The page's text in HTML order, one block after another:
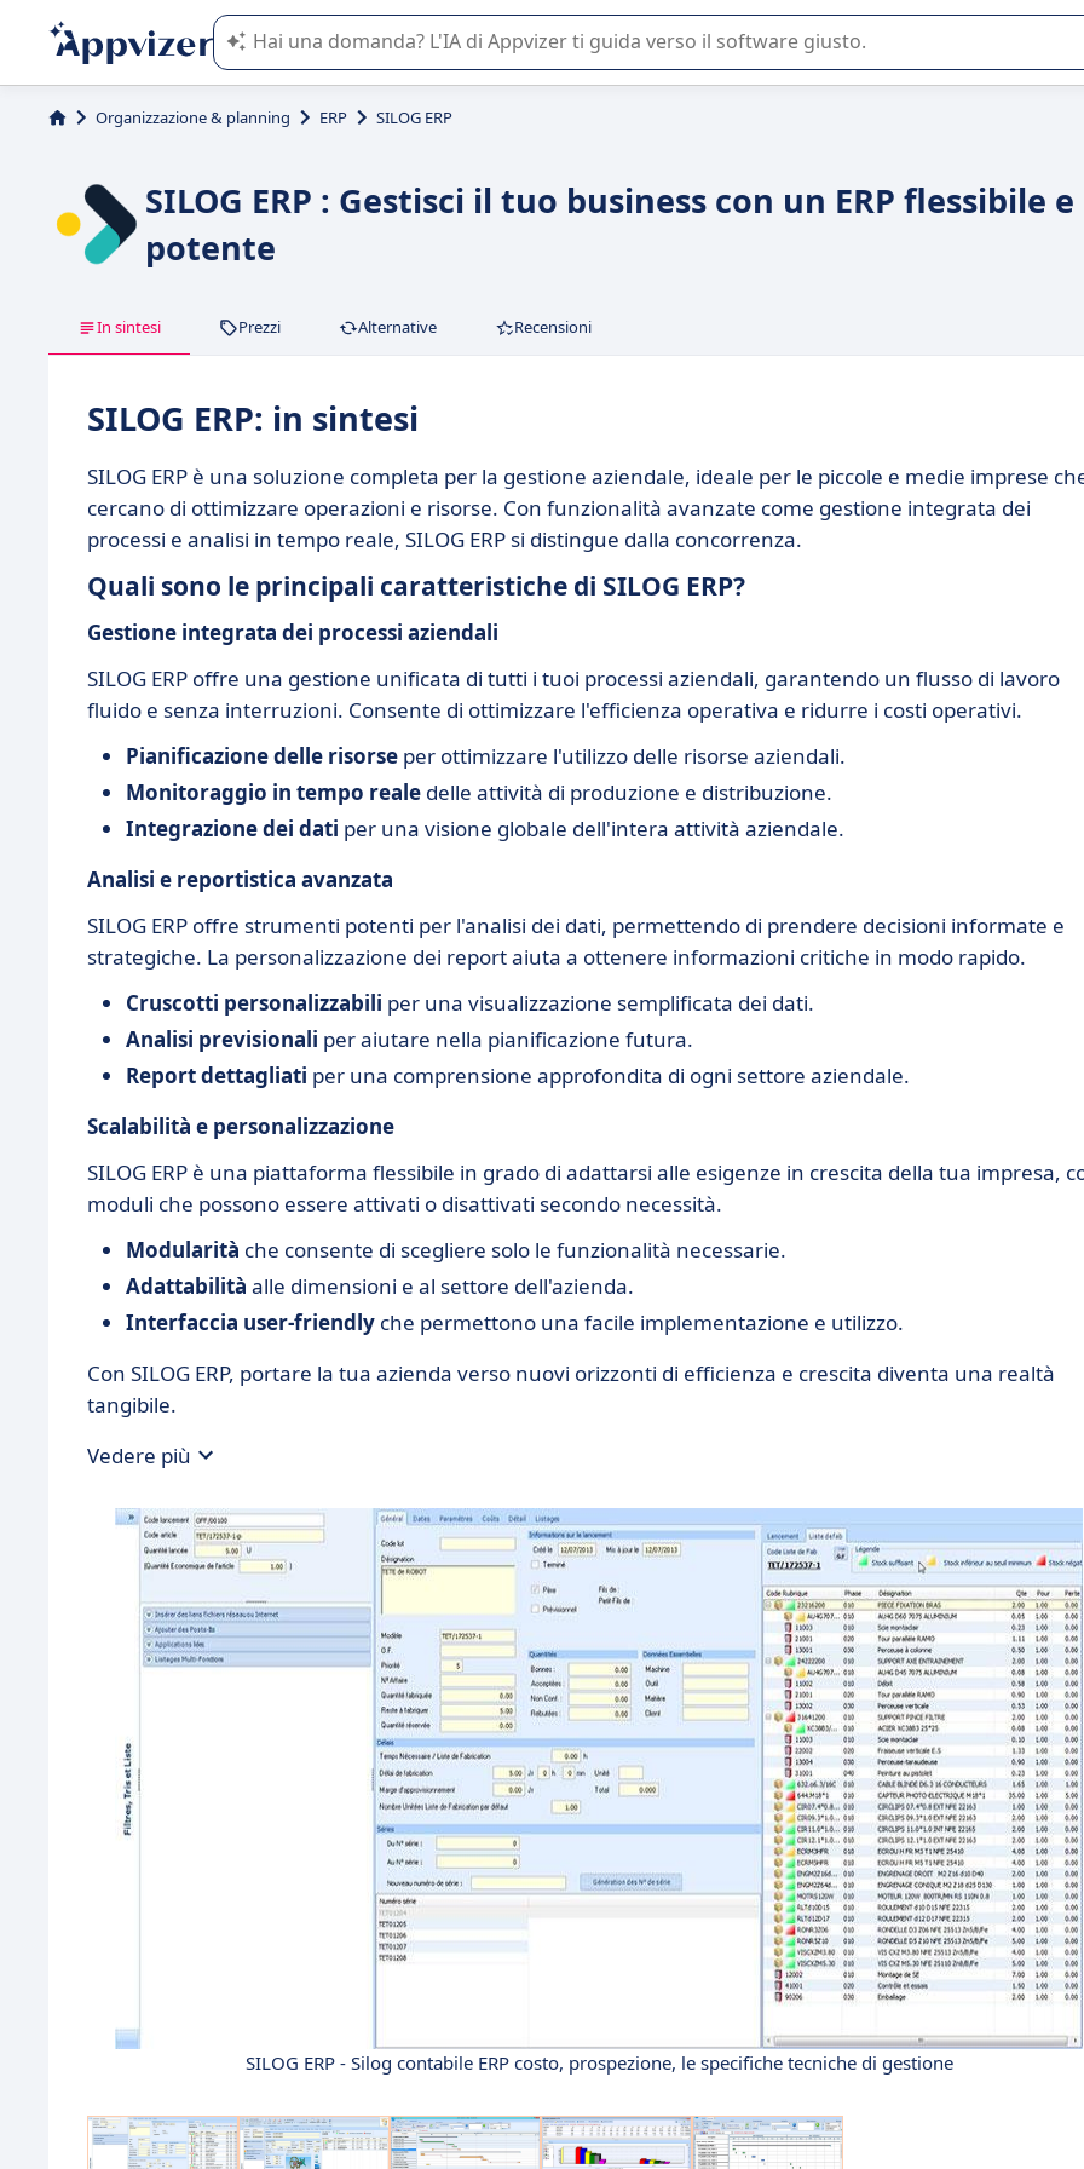
L'IA di Appvizer vi guida nell'utilizzo o nella scelta di un software SaaS per la vostra azienda.
Organizzazione & planning ERP SILOG ERP
SILOG ERP : Gestisci il tuo business con un ERP flessibile e
potente
In sintesi Prezzi Alternative Recensioni
SILOG ERP: in sintesi
SILOG ERP è una soluzione completa per la gestione aziendale, ideale per le piccole e medie imprese
cercano di ottimizzare operazioni e risorse. Con funzionalità avanzate come gestione integrata dei
processi e analisi in tempo reale, SILOG ERP si distingue dalla concorrenza.
Quali sono le principali caratteristiche di SILOG ERP?
Gestione integrata dei processi aziendali
SILOG ERP offre una gestione unificata di tutti i tuoi processi aziendali, garantendo un flusso di lavoro
fluido e senza interruzioni. Consente di ottimizzare l'efficienza operativa e ridurre i costi operativi.
Pianificazione delle risorse per ottimizzare l'utilizzo delle risorse aziendali.
Monitoraggio in tempo reale delle attività di produzione e distribuzione.
Integrazione dei dati per una visione globale dell'intera attività aziendale.
Analisi e reportistica avanzata
SILOG ERP offre strumenti potenti per l'analisi dei dati, permettendo di prendere decisioni informate e
strategiche. La personalizzazione dei report aiuta a ottenere informazioni critiche in modo rapido.
Cruscotti personalizzabili per una visualizzazione semplificata dei dati.
Analisi previsionali per aiutare nella pianificazione futura.
Report dettagliati per una comprensione approfondita di ogni settore aziendale.
Scalabilità e personalizzazione
SILOG ERP è una piattaforma flessibile in grado di adattarsi alle esigenze in crescita della tua impresa,
moduli che possono essere attivati o disattivati secondo necessità.
Modularità che consente di scegliere solo le funzionalità necessarie.
Adattabilità alle dimensioni e al settore dell'azienda.
Interfaccia user-friendly che permettono una facile implementazione e utilizzo.
Con SILOG ERP, portare la tua azienda verso nuovi orizzonti di efficienza e crescita diventa una realtà
tangibile.
Vedere più
SILOG ERP - Silog contabile ERP costo, prospezione, le specifiche tecniche di gestione